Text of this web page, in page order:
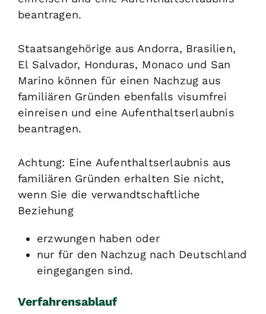
beantragen.
Staatsangehörige aus Andorra, Brasilien,
El Salvador, Honduras, Monaco und San
Marino können für einen Nachzug aus
familiären Gründen ebenfalls visumfrei
einreisen und eine Aufenthaltserlaubnis
beantragen.
Achtung: Eine Aufenthaltserlaubnis aus
familiären Gründen erhalten Sie nicht,
wenn Sie die verwandtschaftliche
Beziehung
erzwungen haben oder
nur für den Nachzug nach Deutschland
eingegangen sind.
Verfahrensablauf